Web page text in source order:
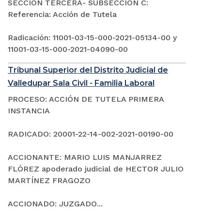
SECCIÓN TERCERA- SUBSECCIÓN C:
Referencia: Acción de Tutela
Radicación: 11001-03-15-000-2021-05134-00 y
11001-03-15-000-2021-04090-00
Tribunal Superior del Distrito Judicial de
Valledupar Sala Civil - Familia Laboral
PROCESO: ACCIÓN DE TUTELA PRIMERA
INSTANCIA
RADICADO: 20001-22-14-002-2021-00190-00
ACCIONANTE: MARIO LUIS MANJARREZ
FLÓREZ apoderado judicial de HECTOR JULIO
MARTÍNEZ FRAGOZO
ACCIONADO: JUZGADO...